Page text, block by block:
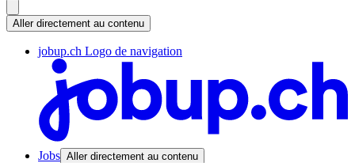
Aller directement au contenu
jobup.ch Logo de navigation
Jobs Aller directement au contenu